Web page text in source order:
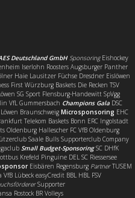
Deutschland GmbH SponsoringEishockey
Iserlohn Roosters Augsburger Panther
Haie Lausitzer Füchse Dresdner Eislöwen
First Würzburg Baskets Die Recken TSV
SG Sport Flensburg-Handewitt SpVgg
VfL Gummersbach Champions GalaDSC
Braunschweig Microsponsoring EHC
Telekom Baskets Bonn ERC Ingolstadt
Oldenburg Hallescher FC VfB Oldenburg
Saale Bulls Supporterclub Company
Small Budget-SponsoringSC DHfK
Krefeld Pinguine DEL SC Riessersee
Eisbären Regensburg PartnerTUSEM
Lübeck easyCredit BBL HBL FSV
Supporter
Rostock BR Volleys